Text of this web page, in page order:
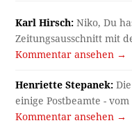
Karl Hirsch: Niko, Du
Zeitungsausschnitt mit
Kommentar ansehen →
Henriette Stepanek:
einige Postbeamte -
Kommentar ansehen →